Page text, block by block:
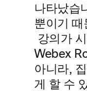
나타났습
뿐이기
강의가
Webex
아니라,
게 할 수